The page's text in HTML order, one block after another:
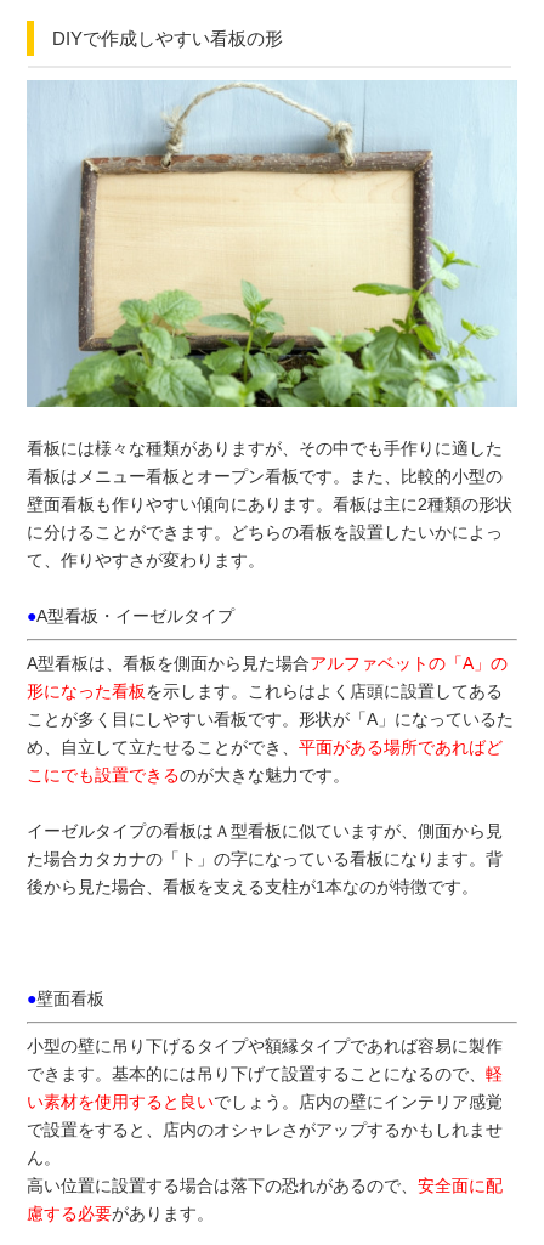
DIYで作成しやすい看板の形
看板には様々な種類がありますが、その中でも手作りに適した
看板はメニュー看板とオープン看板です。また、比較的小型の
壁面看板も作りやすい傾向にあります。看板は主に2種類の形状
に分けることができます。どちらの看板を設置したいかによっ
て、作りやすさが変わります。
●A型看板・イーゼルタイプ
A型看板は、看板を側面から見た場合アルファベットの「A」の
形になった看板を示します。これらはよく店頭に設置してある
ことが多く目にしやすい看板です。形状が「A」になっているた
め、自立して立たせることができ、 平面がある場所であればど
こにでも設置できるのが大きな魅力です。
イーゼルタイプの看板はＡ型看板に似ていますが、側面から見
た場合カタカナの「ト」の字になっている看板になります。背
後から見た場合、看板を支える支柱が1本なのが特徴です。
●壁面看板
小型の壁に吊り下げるタイプや額縁タイプであれば容易に製作
できます。基本的には吊り下げて設置することになるので、 軽
い素材を使用すると良いでしょう。店内の壁にインテリア感覚
で設置をすると、店内のオシャレさがアップするかもしれませ
ん。
高い位置に設置する場合は落下の恐れがあるので、 安全面に配
慮する必要があります。